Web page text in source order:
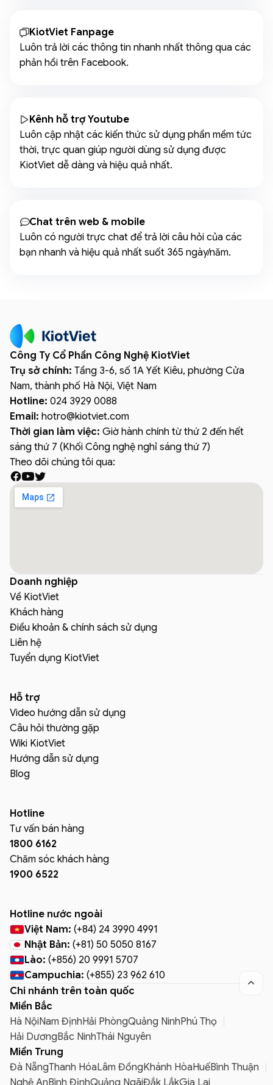
KiotViet Fanpage
Luôn trả lời các thông tin nhanh nhất thông qua các
phản hồi trên Facebook.
Kênh hỗ trợ Youtube
Luôn cập nhật các kiến thức sử dụng phần mềm tức
thời, trực quan giúp người dùng sử dụng được
KiotViet dễ dàng và hiệu quả nhất.
Chat trên web & mobile
Luôn có người trực chat để trả lời câu hỏi của các
bạn nhanh và hiệu quả nhất suốt 365 ngày/năm.
Công Ty Cổ Phần Công Nghệ KiotViet
Trụ sở chính: Tầng 3-6, số 1A Yết Kiêu, phường Cửa
Nam, thành phố Hà Nội, Việt Nam
Hotline: 024 3929 0088
Email: hotro@kiotviet.com
Thời gian làm việc: Giờ hành chính từ thứ 2 đến hết
sáng thứ 7 (Khối Công nghệ nghỉ sáng thứ 7)
Theo dõi chúng tôi qua:
Doanh nghiệp
Về KiotViet
Khách hàng
Điều khoản & chính sách sử dụng
Liên hệ
Tuyển dụng KiotViet
Hỗ trợ
Video hướng dẫn sử dụng
Câu hỏi thường gặp
Wiki KiotViet
Hướng dẫn sử dụng
Blog
Hotline
Tư vấn bán hàng
1800 6162
Chăm sóc khách hàng
1900 6522
Hotline nước ngoài
Việt Nam: (+84) 24 3990 4991
Nhật Bản: (+81) 50 5050 8167
Lào: (+856) 20 9991 5707
Campuchia: (+855) 23 962 610

Chi nhánh trên toàn quốc
Miền Bắc
Hà NộiNam ĐịnhHải PhòngQuảng NinhPhú Thọ
Hải DươngBắc NinhThái Nguyên
Miền Trung
Đà NẵngThanh HóaLâm ĐồngKhánh HòaHuếBình Thuận
Nghệ AnBình ĐịnhQuảng NgãiĐắk LắkGia Lai